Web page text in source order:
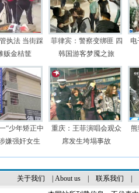
执法 当街踩
贩金桔筐
菲律宾：警察变绑匪 四
韩国游客梦魇之旅
电
“少年矫正中
嫌强奸女生
重庆：王菲演唱会观众
席发生垮塌事故
关于我们 About us| 联系我们